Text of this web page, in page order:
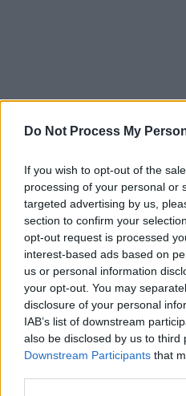
Do Not Process My
If you wish to opt-out of the
processing of your personal or
targeted advertising by us,
section to confirm your
opt-out request is processed
interest-based ads based on
us or personal information
your opt-out. You may
disclosure of your personal
IAB’s list of downstream
also be disclosed by us to third
Downstream Participants that